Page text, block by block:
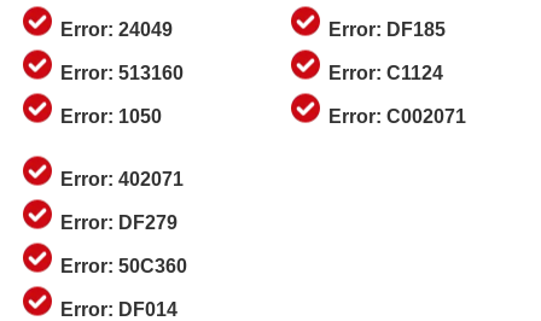
Error: 24049
Error: 513160
Error: 1050
Error: DF185
Error: C1124
Error: C002071
Error: 402071
Error: DF279
Error: 50C360
Error: DF014